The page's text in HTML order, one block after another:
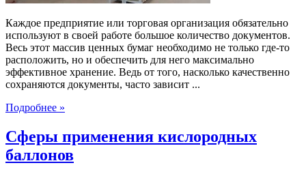
Каждое предприятие или торговая организация обязательно
используют в своей работе большое количество документов.
Весь этот массив ценных бумаг необходимо не только где-то
расположить, но и обеспечить для него максимально
эффективное хранение. Ведь от того, насколько качественно
сохраняются документы, часто зависит ...
Подробнее »
Сферы применения кислородных
баллонов